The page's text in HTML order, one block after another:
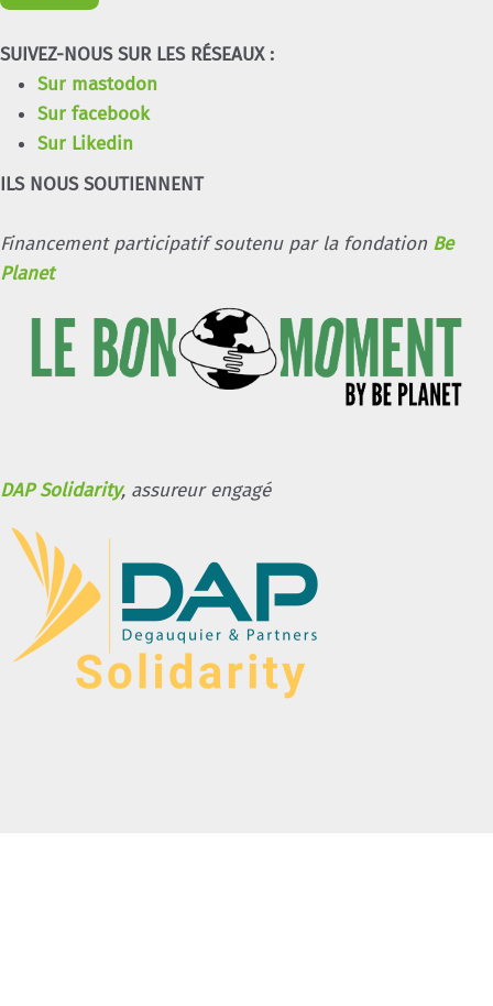
SUIVEZ-NOUS SUR LES RÉSEAUX :
Sur mastodon
Sur facebook
Sur Likedin
ILS NOUS SOUTIENNENT
Financement participatif soutenu par la fondation Be
Planet
DAP Solidarity, assureur engagé